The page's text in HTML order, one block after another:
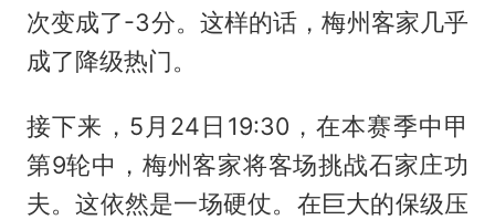
次变成了-3分。这样的话，梅州客家几乎
成了降级热门。
接下来，5月24日19:30，在本赛季中甲
第9轮中，梅州客家将客场挑战石家庄功
夫。这依然是一场硬仗。在巨大的保级压